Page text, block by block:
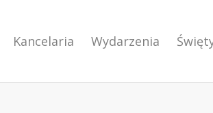
Kancelaria Wydarzenia